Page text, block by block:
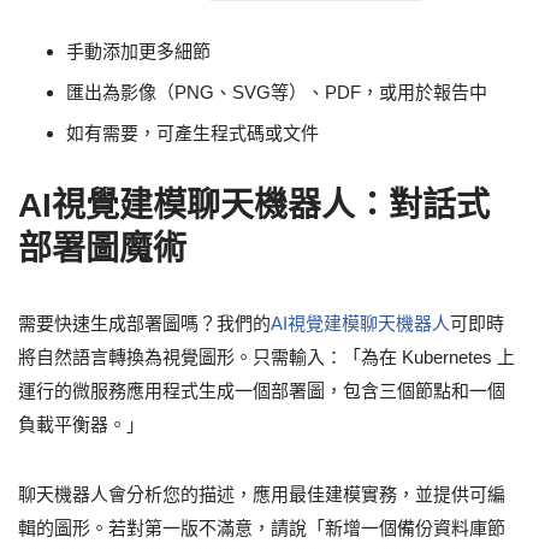
手動添加更多細節
匯出為影像（PNG、SVG等）、PDF，或用於報告中
如有需要，可產生程式碼或文件
AI視覺建模聊天機器人：對話式
部署圖魔術
需要快速生成部署圖嗎？我們的AI視覺建模聊天機器人可即時
將自然語言轉換為視覺圖形。只需輸入：「為在 Kubernetes 上
運行的微服務應用程式生成一個部署圖，包含三個節點和一個
負載平衡器。」
聊天機器人會分析您的描述，應用最佳建模實務，並提供可編
輯的圖形。若對第一版不滿意，請說「新增一個備份資料庫節